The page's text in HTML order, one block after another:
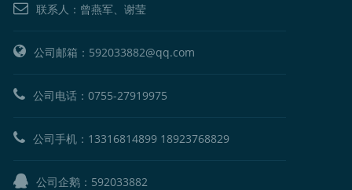
联系人：曾燕军、谢莹
公司邮箱：592033882@qq.com
公司电话：0755-27919975
公司手机： 13316814899 18923768829
公司企鹅： 592033882